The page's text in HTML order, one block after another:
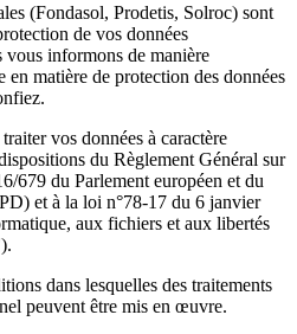
(Fondasol, Prodetis, Solroc) sont
de vos données
vous informons de manière
en matière de protection des données
vos données à caractère
du Règlement Général sur
679 du Parlement européen et du
et à la loi n°78-17 du 6 janvier
aux fichiers et aux libertés
dans lesquelles des traitements
peuvent être mis en œuvre.